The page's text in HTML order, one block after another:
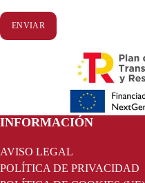
m
FOOTER
INFORMACIÓN
AVISO LEGAL
POLÍTICA DE PRIVACIDAD